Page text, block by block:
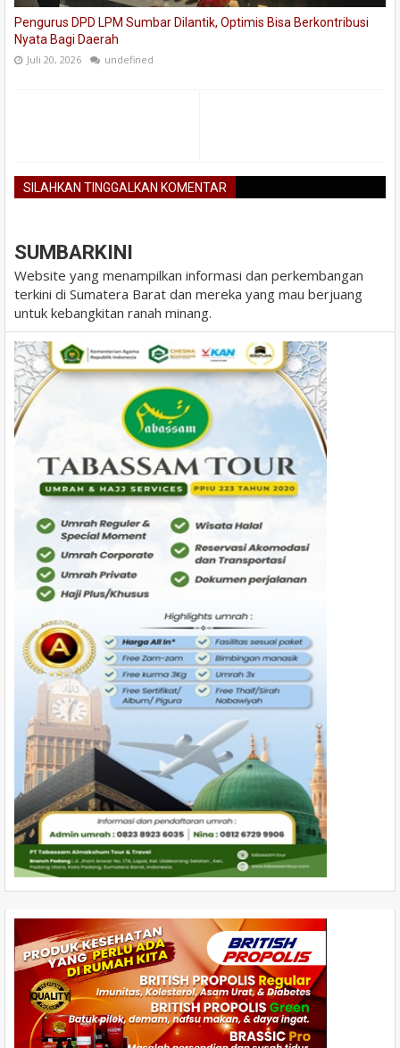
Pengurus DPD LPM Sumbar Dilantik, Optimis Bisa Berkontribusi
Nyata Bagi Daerah
Juli 20, 2026 undefined
SILAHKAN TINGGALKAN KOMENTAR
SUMBARKINI
Website yang menampilkan informasi dan perkembangan
terkini di Sumatera Barat dan mereka yang mau berjuang
untuk kebangkitan ranah minang.